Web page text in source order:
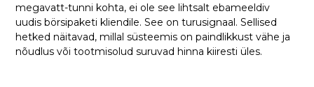
megavatt-tunni kohta, ei ole see lihtsalt ebameeldiv
uudis börsipaketi kliendile. See on turusignaal. Sellised
hetked näitavad, millal süsteemis on paindlikkust vähe ja
nõudlus või tootmisolud suruvad hinna kiiresti üles.